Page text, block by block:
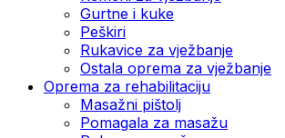
Gurtne i kuke
Peškiri
Rukavice za vježbanje
Ostala oprema za vježbanje
Oprema za rehabilitaciju
Masažni pištolj
Pomagala za masažu